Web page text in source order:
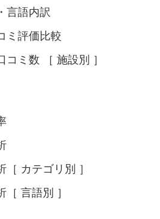
言語内訳
ミ評価比較
ミ数 ［ 施設別 ］
カテゴリ別 ］
言語別 ］